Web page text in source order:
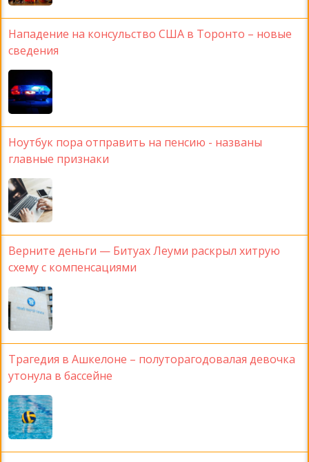
Нападение на консульство США в Торонто – новые
сведения
Ноутбук пора отправить на пенсию - названы
главные признаки
Верните деньги — Битуах Леуми раскрыл хитрую
схему с компенсациями
Трагедия в Ашкелоне – полуторагодовалая девочка
утонула в бассейне